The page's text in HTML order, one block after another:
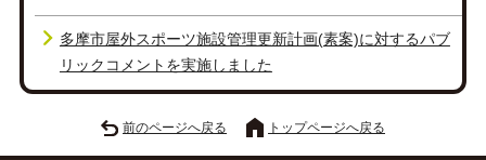
多摩市屋外スポーツ施設管理更新計画(素案)に対するパブ
リックコメントを実施しました
前のページへ戻る トップページへ戻る